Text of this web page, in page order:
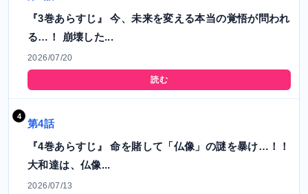
『3巻あらすじ』 今、未来を変える本当の覚悟が問われ
る…！ 崩壊した...
2026/07/20
読む
第4話
『4巻あらすじ』 命を賭して「仏像」の謎を暴け…！！
大和達は、仏像...
2026/07/13